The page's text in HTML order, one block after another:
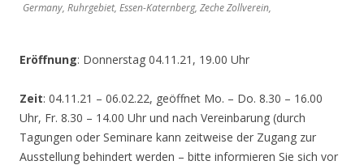
Germany, Ruhrgebiet, Essen-Katernberg, Zeche Zollverein,
Eröffnung: Donnerstag 04.11.21, 19.00 Uhr
Zeit: 04.11.21 – 06.02.22, geöffnet Mo. – Do. 8.30 – 16.00
Uhr, Fr. 8.30 – 14.00 Uhr und nach Vereinbarung (durch
Tagungen oder Seminare kann zeitweise der Zugang zur
Ausstellung behindert werden – bitte informieren Sie sich vor